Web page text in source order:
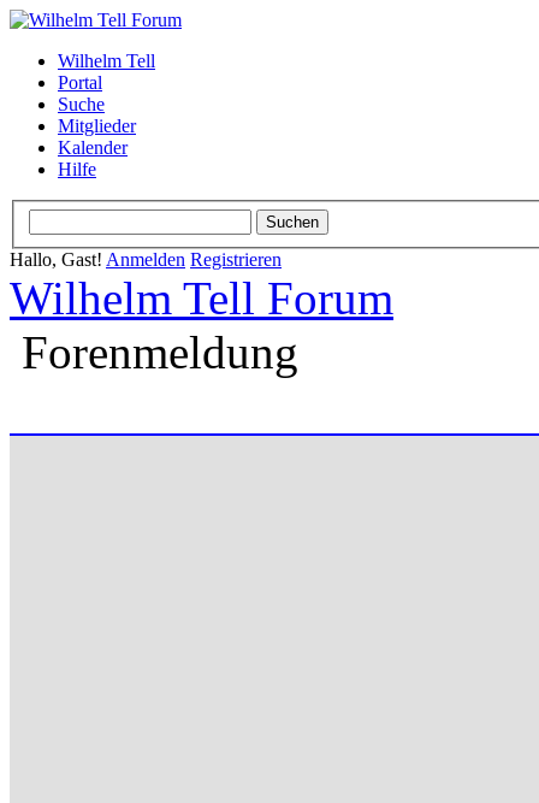
Wilhelm Tell
Portal
Suche
Mitglieder
Kalender
Hilfe
Hallo, Gast! Anmelden Registrieren
Wilhelm Tell Forum
Forenmeldung